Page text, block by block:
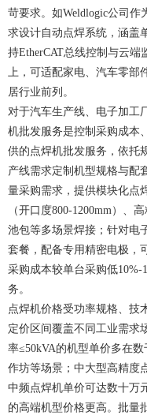
苛要求。如Weldlogic公司
求设计自动点焊系统，涵盖
持EtherCAT总线控制与云端
上，可适配家电、汽车零部
居行业前列。
对于汽车生产线、电子加工
机批发服务是控制采购成本
供的点焊机批发服务，依托
产线需求定制机型规格与配
量采购需求，提供模块化点
（开口度800-1200mm）、
池包等多场景焊接；针对电
套餐，配备专用精密电极，
采购成本较单台采购低10%-
务。
点焊机价格受功率规格、技
定价区间覆盖不同工业需求
率≤50kVA的机型单价多在
作坊等场景；中大型高精度
中频点焊机单价可达数十万
的高端机型价格更高。批量